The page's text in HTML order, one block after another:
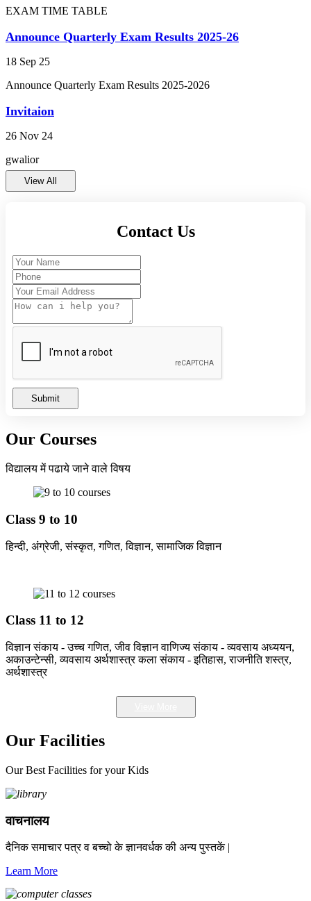
व्यक्तित्व विकास शिविर 2024-25
ANNUAL RESULT 2023-24 FOR CLASS 9TH
AND 11TH (कक्षा 9वीं एवं 11वीं का वार्षिक परिणाम
2023-24)
(प्रायोगिक परीक्षा 2023-24 कक्षा 9वीं और 11वीं)
2023-24 कक्षा 10वीं और 12वीं)
11th (वार्षिक परीक्षा समय सारणी 2023-24 कक्षा 9वीं और
राम लला प्राण प्रतिष्ठा उत्सव का आमंत्रण
HIGH SCHOOL AND HIGHER SECONDARY
BOARD EXAM TIME TABLE 2024
Summer Camp-2023
18 Sep 25
Announce Quarterly Exam Results 2025-2026
26 Nov 24
View All
Contact Us
Submit
Our Courses
विद्यालय में पढाये जाने वाले विषय
Class 9 to 10
हिन्दी, अंग्रेजी, संस्कृत, गणित, विज्ञान, सामाजिक विज्ञान
Class 11 to 12
विज्ञान संकाय - उच्च गणित, जीव विज्ञान वाणिज्य संकाय - व्यवसाय अध्ययन,
अकाउन्टेन्सी, व्यवसाय अर्थशास्त्र कला संकाय - इतिहास, राजनीति शस्त्र,
अर्थशास्त्र
Our Facilities
Our Best Facilities for your Kids
वाचनालय
दैनिक समाचार पत्र व बच्चो के ज्ञानवर्धक की अन्य पुस्तकें |
Learn More